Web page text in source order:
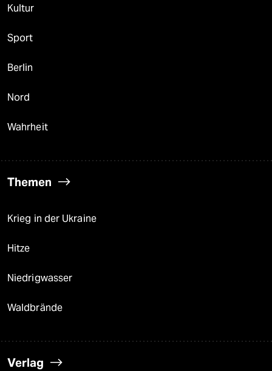
Kultur
Sport
Berlin
Nord
Wahrheit
Themen
Krieg in der Ukraine
Hitze
Niedrigwasser
Waldbrände
Verlag